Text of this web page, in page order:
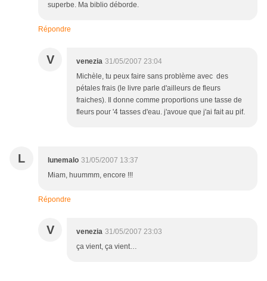
superbe. Ma biblio déborde.
Répondre
V venezia 31/05/2007 23:04
Michèle, tu peux faire sans problème avec des
pétales frais (le livre parle d'ailleurs de fleurs
fraiches). Il donne comme proportions une tasse de
fleurs pour '4 tasses d'eau. j'avoue que j'ai fait au pif.
L lunemalo 31/05/2007 13:37
Miam, huummm, encore !!!
Répondre
V venezia 31/05/2007 23:03
ça vient, ça vient…